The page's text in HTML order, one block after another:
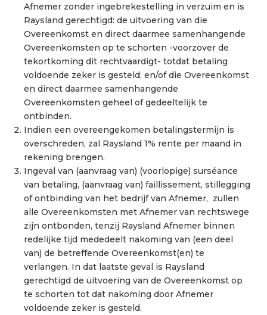
Afnemer zonder ingebrekestelling in verzuim en is
Raysland gerechtigd: de uitvoering van die
Overeenkomst en direct daarmee samenhangende
Overeenkomsten op te schorten -voorzover de
tekortkoming dit rechtvaardigt- totdat betaling
voldoende zeker is gesteld; en/of die Overeenkomst
en direct daarmee samenhangende
Overeenkomsten geheel of gedeeltelijk te
ontbinden.
Indien een overeengekomen betalingstermijn is
overschreden, zal Raysland 1% rente per maand in
rekening brengen.
Ingeval van (aanvraag van) (voorlopige) surséance
van betaling, (aanvraag van) faillissement, stillegging
of ontbinding van het bedrijf van Afnemer, zullen
alle Overeenkomsten met Afnemer van rechtswege
zijn ontbonden, tenzij Raysland Afnemer binnen
redelijke tijd mededeelt nakoming van (een deel
van) de betreffende Overeenkomst(en) te
verlangen. In dat laatste geval is Raysland
gerechtigd de uitvoering van de Overeenkomst op
te schorten tot dat nakoming door Afnemer
voldoende zeker is gesteld.